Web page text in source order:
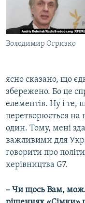
Володимир Огризко
ясно сказано, що
збережено. Бо це
елементів. Ну і те,
перетворюється на
один. Тому, мені
важливими для
говорити про
керівництва G7.
– Чи щось Вам,